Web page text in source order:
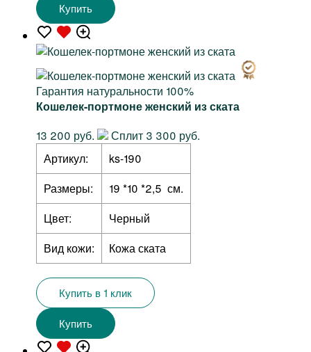
Купить
Гарантия натуральности 100%
Кошелек-портмоне женский из ската
13 200 руб.
Сплит 3 300 руб.
Артикул:
ks-190
Размеры:
19 *10 *2,5 см.
Цвет:
Черный
Вид кожи:
Кожа ската
Купить в 1 клик
Купить